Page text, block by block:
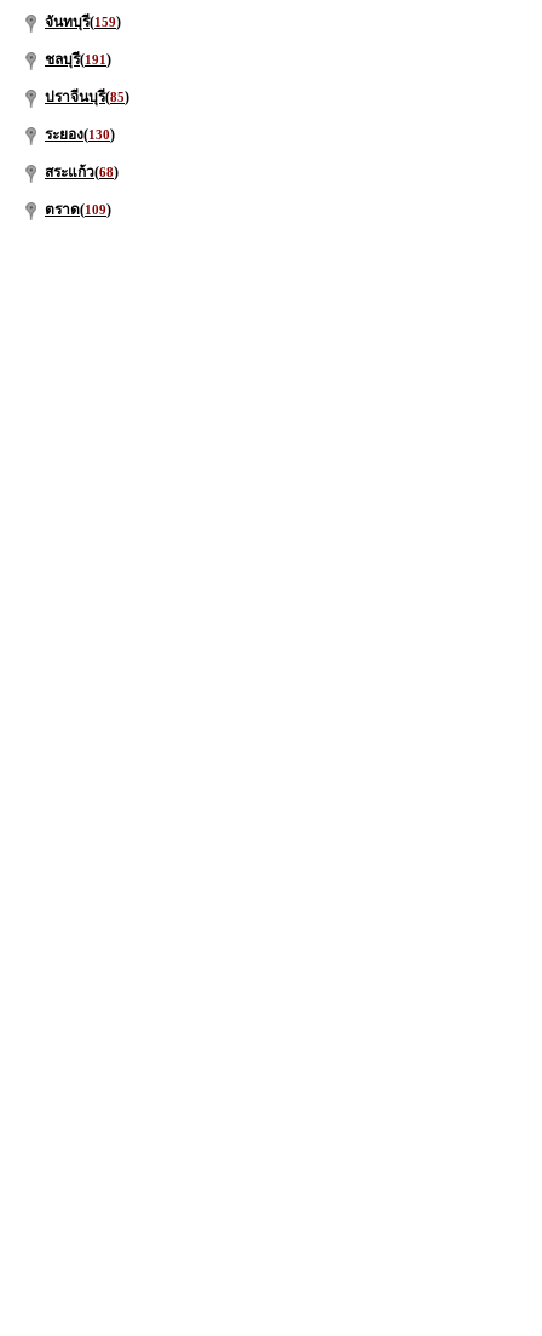
จันทบุรี(159)
ชลบุรี(191)
ปราจีนบุรี(85)
ระยอง(130)
สระแก้ว(68)
ตราด(109)